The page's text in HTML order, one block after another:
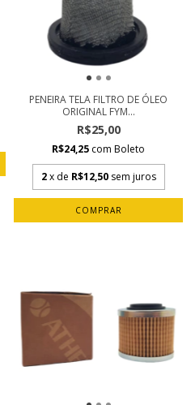
PENEIRA TELA FILTRO DE ÓLEO
ORIGINAL FYM...
R$25,00
R$24,25 com Boleto
2 x de R$12,50 sem juros